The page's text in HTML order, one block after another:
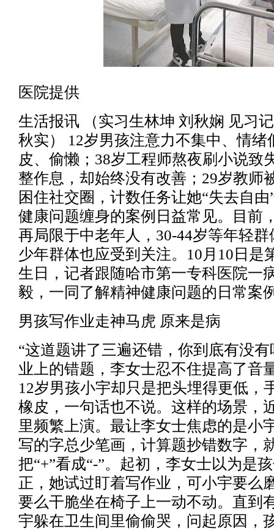
医院提供
生活报讯 （实习生林坤 刘秋娴 见习
秋实） 12岁男孩注意力不集中、情绪
皮、偷懒；38岁工程师熬夜刷小说致
整作息，却始终没有改善；29岁教师
困住社交圈，计数任务让她“失去自
健康问题缠身的案例日益常见。目前
再局限于中老年人，30-44岁等年轻
少年群体也应受到关注。10月10日是
生日，记者跟随哈市第一专科医院一
毅，一同了解精神健康问题的日常案
男孩写作业走神马虎 原来是病
“这道题讲了三遍还错，你到底有没
业上的错题，李女士忍不住提高了音
12岁男孩小宇却只是把头埋得更低，
橡皮，一句话也不说。这样的场景，
里频繁上演。最让李女士焦虑的是小
写的字总少笔画，计算题抄错数字，
把“+”看成“-”。起初，李女士以为是
正，她试过盯着写作业，可小宇要么
要么干脆坐在椅子上一动不动。直到
宇躲在卫生间里偷偷哭，问起原因，